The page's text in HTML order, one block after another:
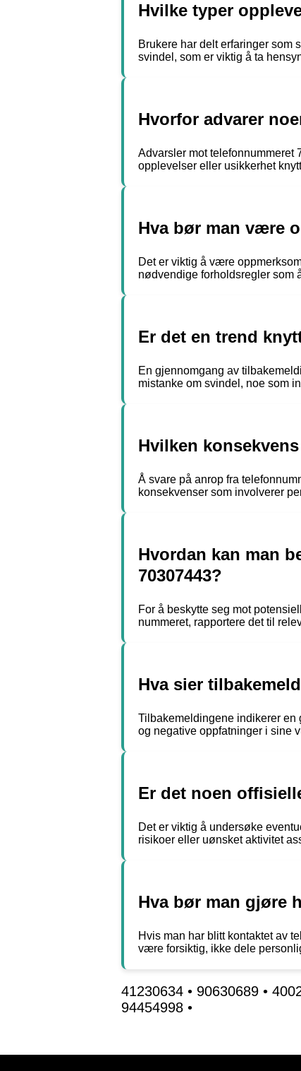
Hvilke typer
Brukere har delt erfaringer som
svindel, som er viktig å ta
Hvorfor advarer
Advarsler mot telefonnummeret
opplevelser eller usikkerhet
Hva bør man være
Det er viktig å være
nødvendige forholdsregler som
Er det en trend
En gjennomgang av
mistanke om svindel, noe som
Hvilken
Å svare på anrop fra
konsekvenser som involverer
Hvordan kan man
70307443?
For å beskytte seg mot
nummeret, rapportere det til
Hva sier
Tilbakemeldingene indikerer en
og negative oppfatninger i sine
Er det noen
Det er viktig å undersøke
risikoer eller uønsket aktivitet
Hva bør man gjøre
Hvis man har blitt kontaktet av
være forsiktig, ikke dele
41230634 • 90630689 •
94454998 •